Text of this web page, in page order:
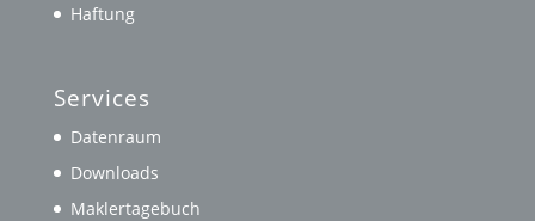
Haftung
Services
Datenraum
Downloads
Maklertagebuch